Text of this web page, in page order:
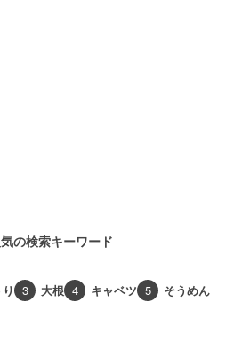
気の検索キーワード
3 大根 4 キャベツ 5 そうめん